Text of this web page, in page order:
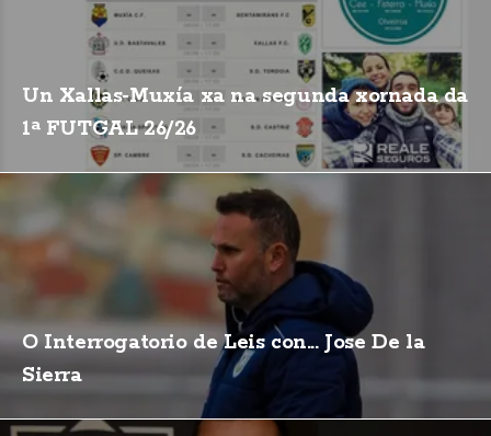
Un Xallas-Muxía xa na segunda xornada da
1ª FUTGAL 26/26
O Interrogatorio de Leis con... Jose De la
Sierra